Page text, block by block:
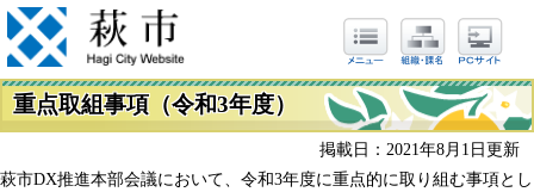
重点取組事項（令和3年度）
掲載日：2021年8月1日更新
萩市DX推進本部会議において、令和3年度に重点的に取り組む事項とし